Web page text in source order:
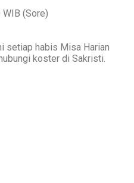
(Sore)
setiap habis Misa Harian
koster di Sakristi.